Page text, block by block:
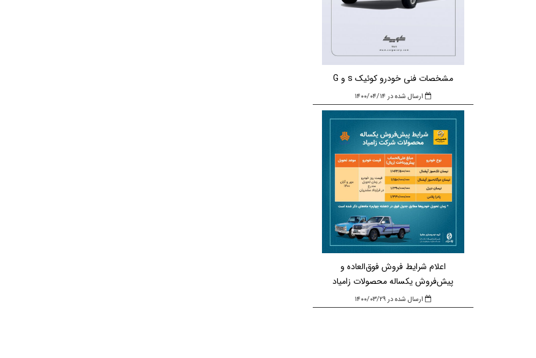
مشخصات فنی خودرو کوئیک s و G
ارسال شده در ۱۴۰۰/۰۴/۱۴
اعلام شرایط فروش فوق‌العاده و
پیش‌فروش یکساله محصولات زامیاد
ارسال شده در ۱۴۰۰/۰۳/۲۹